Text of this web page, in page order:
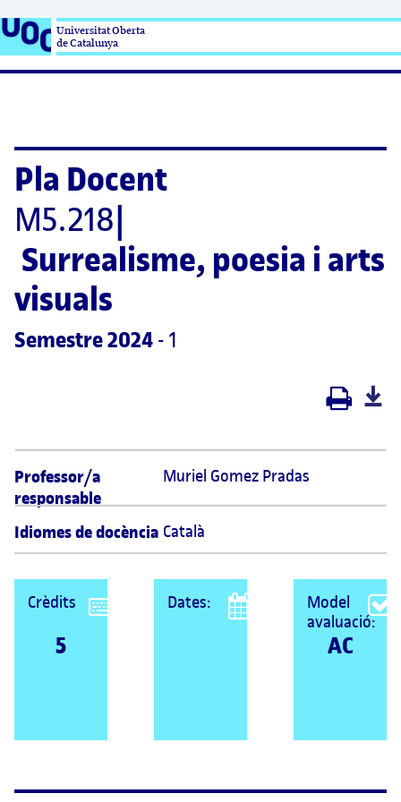
Universitat Oberta
de Catalunya
Pla Docent
M5.218
Surrealisme, poesia i arts
visuals
Semestre 2024 - 1
Professor/a
responsable
Muriel Gomez Pradas
Idiomes de docència Català
Crèdits
5
Dates:
Model
avaluació:
AC